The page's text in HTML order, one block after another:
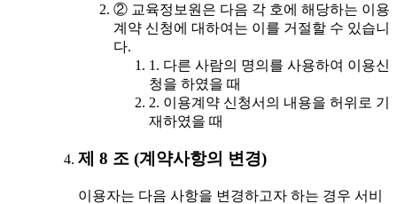
② 교육정보원은 다음 각 호에 해당하는 이용
계약 신청에 대하여는 이를 거절할 수 있습니
다.
1. 다른 사람의 명의를 사용하여 이용신
청을 하였을 때
2. 이용계약 신청서의 내용을 허위로 기
재하였을 때
제 8 조 (계약사항의 변경)
이용자는 다음 사항을 변경하고자 하는 경우 서비